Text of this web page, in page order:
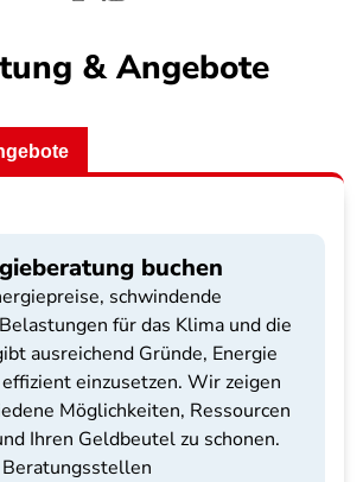
& Angebote
buchen
schwindende
für das Klima und die
ausreichend Gründe, Energie
einzusetzen. Wir zeigen
Möglichkeiten, Ressourcen
Ihren Geldbeutel zu schonen.